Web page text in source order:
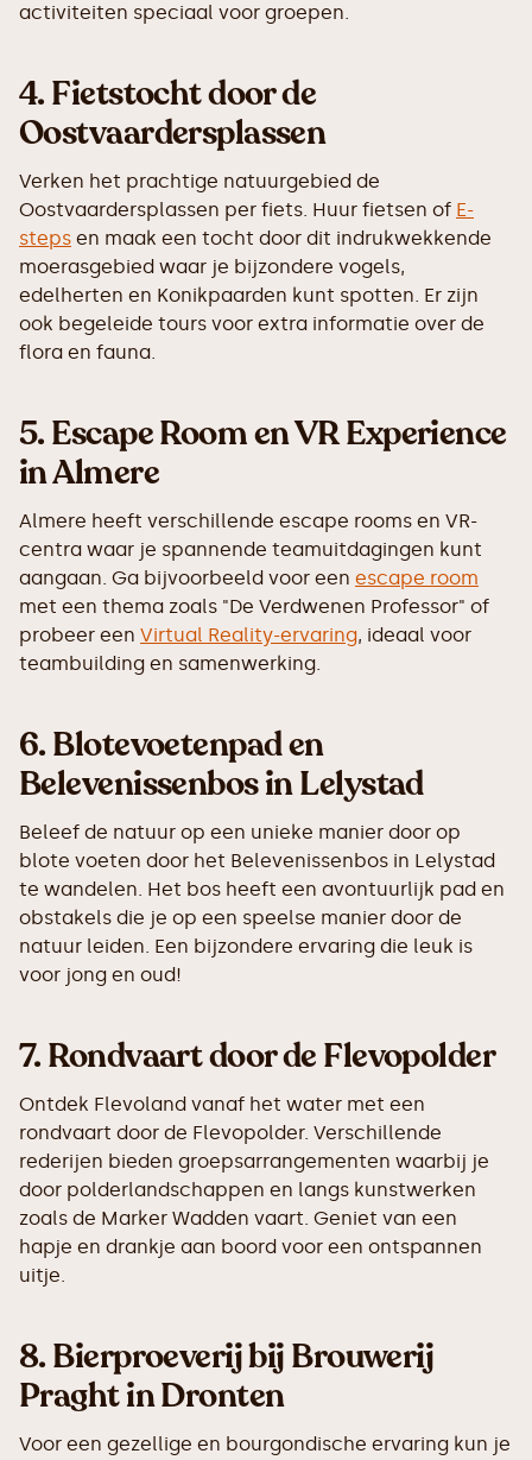
activiteiten speciaal voor groepen.
4.Fietstocht door de
Oostvaardersplassen
Verken het prachtige natuurgebied de
Oostvaardersplassen per fiets. Huur fietsen of E-
steps en maak een tocht door dit indrukwekkende
moerasgebied waar je bijzondere vogels,
edelherten en Konikpaarden kunt spotten. Er zijn
ook begeleide tours voor extra informatie over de
flora en fauna.
5.Escape Room en VR Experience
in Almere
Almere heeft verschillende escape rooms en VR-
centra waar je spannende teamuitdagingen kunt
aangaan. Ga bijvoorbeeld voor een escape room
met een thema zoals "De Verdwenen Professor" of
probeer een Virtual Reality-ervaring, ideaal voor
teambuilding en samenwerking.
6.Blotevoetenpad en
Belevenissenbos in Lelystad
Beleef de natuur op een unieke manier door op
blote voeten door het Belevenissenbos in Lelystad
te wandelen. Het bos heeft een avontuurlijk pad en
obstakels die je op een speelse manier door de
natuur leiden. Een bijzondere ervaring die leuk is
voor jong en oud!
7.Rondvaart door de Flevopolder
Ontdek Flevoland vanaf het water met een
rondvaart door de Flevopolder. Verschillende
rederijen bieden groepsarrangementen waarbij je
door polderlandschappen en langs kunstwerken
zoals de Marker Wadden vaart. Geniet van een
hapje en drankje aan boord voor een ontspannen
uitje.
8.Bierproeverij bij Brouwerij
Praght in Dronten
Voor een gezellige en bourgondische ervaring kun je